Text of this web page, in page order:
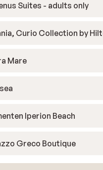
Suites - adults only
Curio Collection by
Mare
Iperion Beach
Greco Boutique